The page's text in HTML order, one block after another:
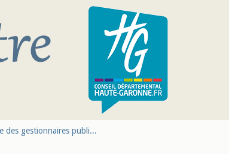
des gestionnaires publi...